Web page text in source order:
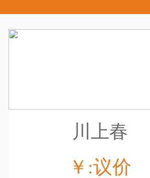
川上春
￥:议价